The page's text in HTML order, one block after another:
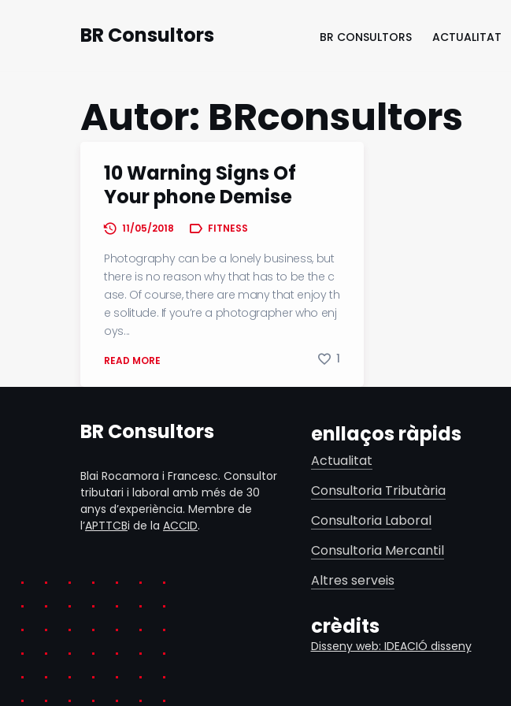
BR Consultors BR CONSULTORS ACTUALITAT
Autor: BRconsultors
10 Warning Signs Of
Your phone Demise
11/05/2018 FITNESS
Photography can be a lonely business, but
there is no reason why that has to be the c
ase. Of course, there are many that enjoy th
e solitude. If you’re a photographer who enj
oys...
READ MORE 1
BR Consultors
Blai Rocamora i Francesc. Consultor
tributari i laboral amb més de 30
anys d’experiència. Membre de
l’APTTCBi de la ACCID.
enllaços ràpids
Actualitat
Consultoria Tributària
Consultoria Laboral
Consultoria Mercantil
Altres serveis
crèdits
Disseny web: IDEACIÓ disseny